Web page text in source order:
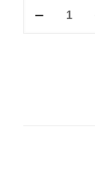
ELEC.